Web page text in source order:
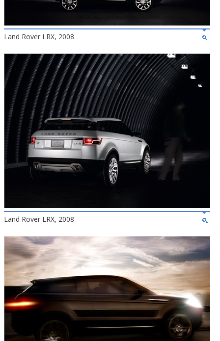
Land Rover LRX, 2008
Land Rover LRX, 2008